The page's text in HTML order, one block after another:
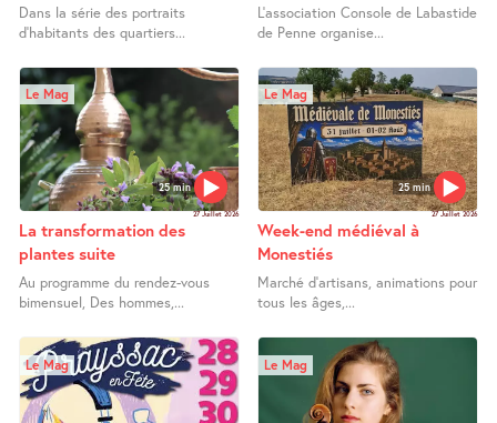
Dans la série des portraits
d’habitants des quartiers...
L’association Console de Labastide
de Penne organise...
25 min
Le Mag
27 Juillet 2026
La transformation des
plantes suite
Au programme du rendez-vous
bimensuel, Des hommes,...
25 min
Le Mag
27 Juillet 2026
Week-end médiéval à
Monestiés
Marché d’artisans, animations pour
tous les âges,...
Le Mag Le Mag